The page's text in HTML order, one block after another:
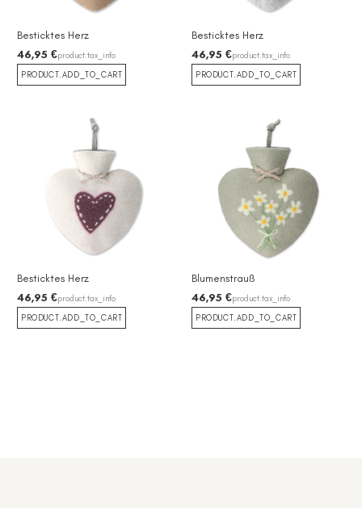
Besticktes Herz
46,95 €product.tax_info
PRODUCT.ADD_TO_CART
Besticktes Herz
46,95 €product.tax_info
PRODUCT.ADD_TO_CART
Besticktes Herz
46,95 €product.tax_info
PRODUCT.ADD_TO_CART
Blumenstrauß
46,95 €product.tax_info
PRODUCT.ADD_TO_CART